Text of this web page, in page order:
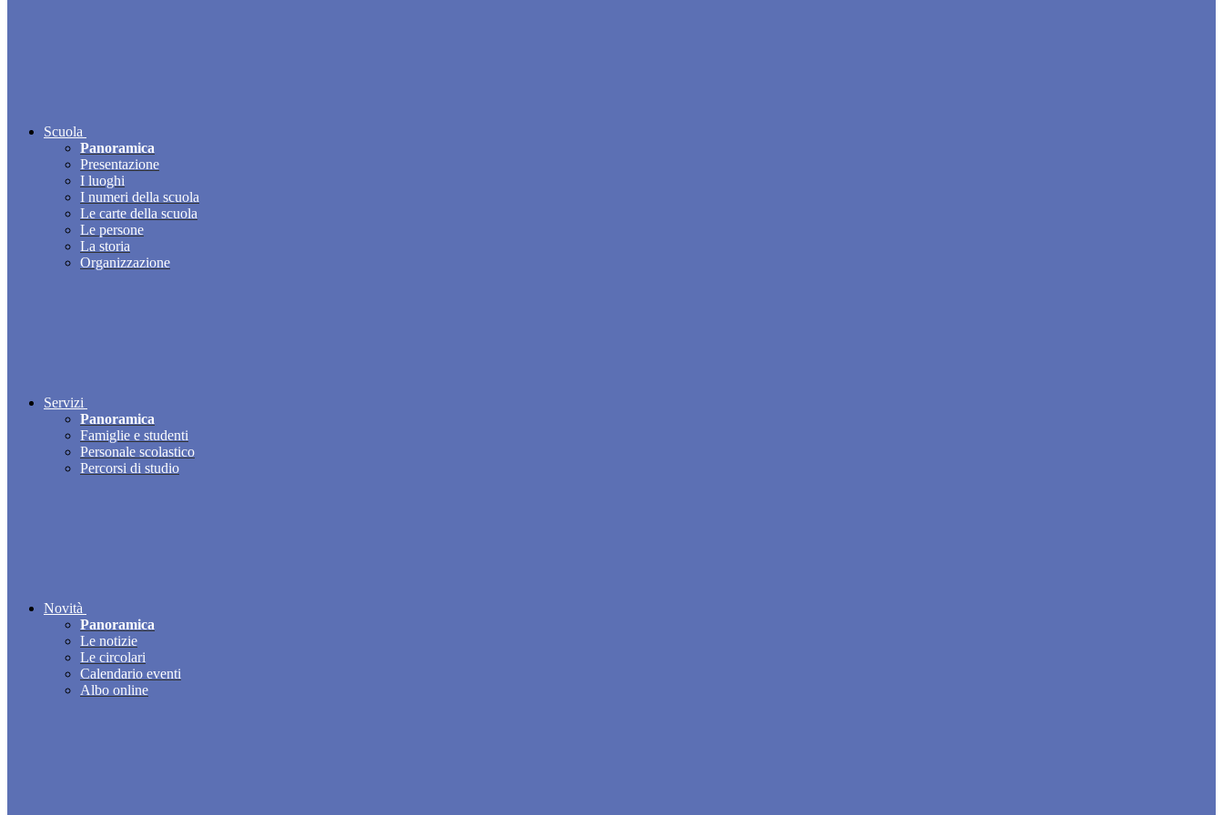
Scuola
Panoramica
Presentazione
I luoghi
I numeri della scuola
Le carte della scuola
Le persone
La storia
Organizzazione
Servizi
Panoramica
Famiglie e studenti
Personale scolastico
Percorsi di studio
Novità
Panoramica
Le notizie
Le circolari
Calendario eventi
Albo online